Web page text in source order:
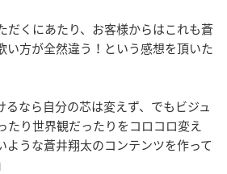
だくにあたり、お客様からはこれも蒼
い方が全然違う！という感想を頂いた
るなら自分の芯は変えず、でもビジュ
たり世界観だったりをコロコロ変え
ような蒼井翔太のコンテンツを作って